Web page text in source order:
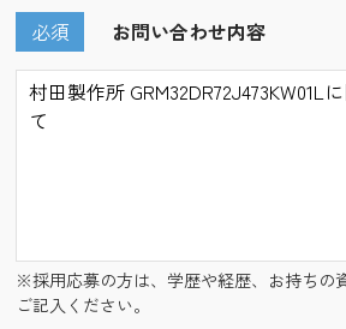
お問い合わせ内容
必須
※採用応募の方は、学歴や経歴、お持ちの
ご記入ください。